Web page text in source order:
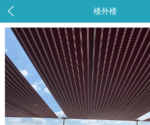
 楼外楼